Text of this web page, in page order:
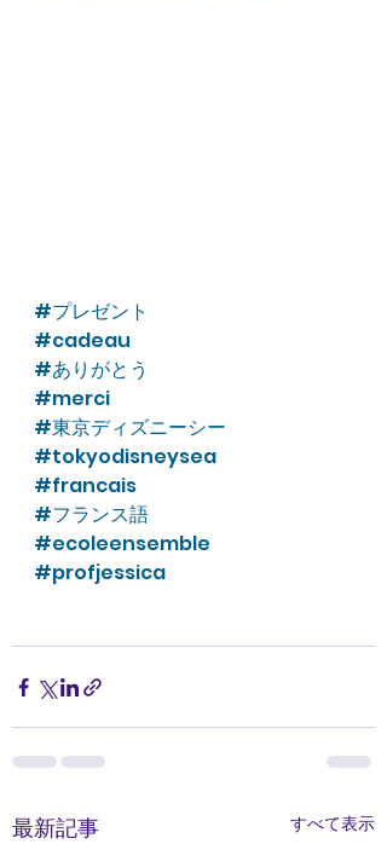
#プレゼント
#cadeau
#ありがとう
#merci
#東京ディズニーシー
#tokyodisneysea
#francais
#フランス語
#ecoleensemble
#profjessica
最新記事 すべて表示